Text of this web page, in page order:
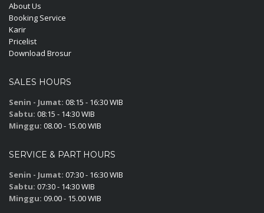
About Us
Booking Service
Karir
Pricelist
Download Brosur
SALES HOURS
Senin - Jumat: 08:15 - 16:30 WIB
Sabtu: 08:15 - 14:30 WIB
Minggu: 08.00 - 15.00 WIB
SERVICE & PART HOURS
Senin - Jumat: 07:30 - 16:30 WIB
Sabtu: 07:30 - 14:30 WIB
Minggu: 09.00 - 15.00 WIB